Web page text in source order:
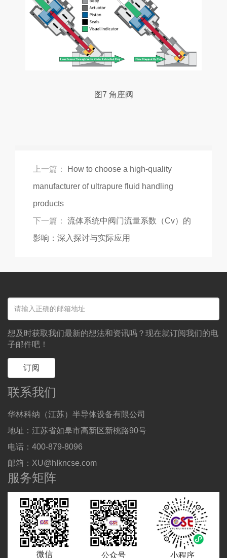
图7 角座阀
上一篇：
How to choose a high-quality
manufacturer of ultrapure fluid handling
products
下一篇： 流体系统中阀门流量系数（Cv）的
影响：深入探讨与实际应用
想及时获取我们最新的想法和资讯吗？现在就订阅我们的电
子邮件吧！
订阅
联系我们
华林科纳（江苏）半导体设备有限公司
地址：江苏省如皋市高新区新桃路90号
电话：400-879-8096
邮箱：XU@hIkncse.com
服务矩阵
微信 公众号 小程序